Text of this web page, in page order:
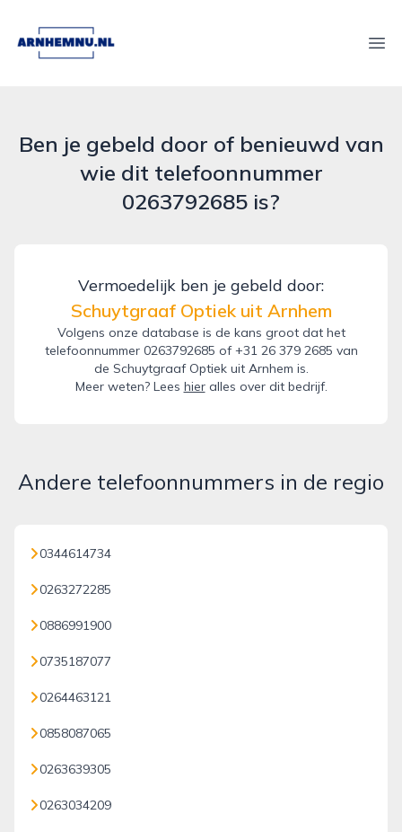
arnhemnu.nl
Ben je gebeld door of benieuwd van
wie dit telefoonnummer
0263792685 is?
Vermoedelijk ben je gebeld door:
Schuytgraaf Optiek uit Arnhem
Volgens onze database is de kans groot dat het
telefoonnummer 0263792685 of +31 26 379 2685 van
de Schuytgraaf Optiek uit Arnhem is.
Meer weten? Lees hieralles over dit bedrijf.
Andere telefoonnummers in de regio
0344614734
0263272285
0886991900
0735187077
0264463121
0858087065
0263639305
0263034209